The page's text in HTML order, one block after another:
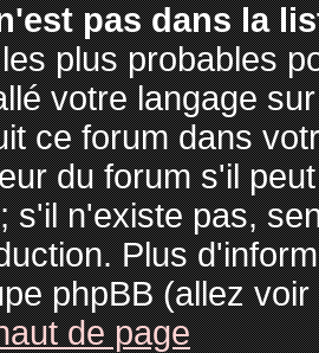
pas dans la
plus probables
votre langage
ce forum dans
du forum s'il
s'il n'existe pas,
Plus
phpBB (allez
de page